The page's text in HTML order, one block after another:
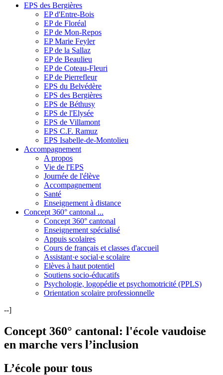
EPS des Bergières
EP d'Entre-Bois
EP de Floréal
EP de Mon-Repos
EP Marie Feyler
EP de la Sallaz
EP de Beaulieu
EP de Coteau-Fleuri
EP de Pierrefleur
EPS du Belvédère
EPS des Bergières
EPS de Béthusy
EPS de l'Elysée
EPS de Villamont
EPS C.F. Ramuz
EPS Isabelle-de-Montolieu
Accompagnement
A propos
Vie de l'EPS
Journée de l'élève
Accompagnement
Santé
Enseignement à distance
Concept 360° cantonal ...
Concept 360° cantonal
Enseignement spécialisé
Appuis scolaires
Cours de français et classes d'accueil
Assistant·e social·e scolaire
Elèves à haut potentiel
Soutiens socio-éducatifs
Psychologie, logopédie et psychomotricité (PPLS)
Orientation scolaire professionnelle
--]
Concept 360° cantonal: l'école vaudoise
en marche vers l’inclusion
L’école pour tous